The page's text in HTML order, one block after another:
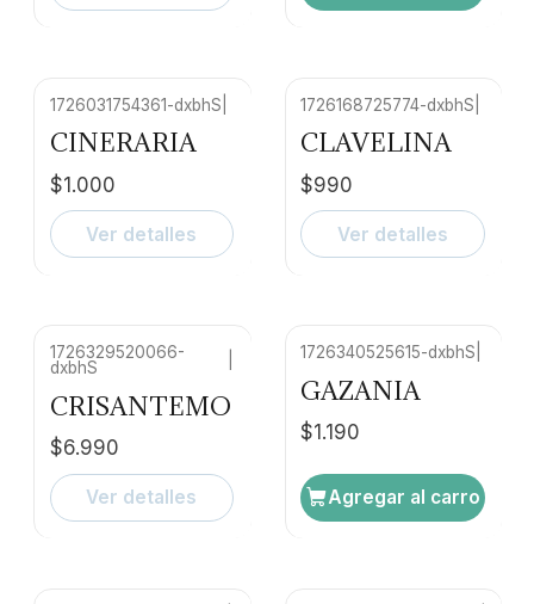
1726031754361-dxbhS
CINERARIA
$1.000
Ver detalles
1726168725774-dxbhS
CLAVELINA
$990
Ver detalles
No disponible
1726329520066-
dxbhS
CRISANTEMO
$6.990
Ver detalles
1726340525615-dxbhS
GAZANIA
$1.190
Agregar al carro